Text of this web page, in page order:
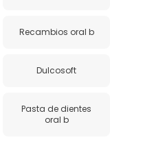
Recambios oral b
Dulcosoft
Pasta de dientes
oral b